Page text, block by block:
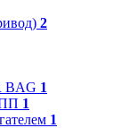
2
BAG 1
1
1